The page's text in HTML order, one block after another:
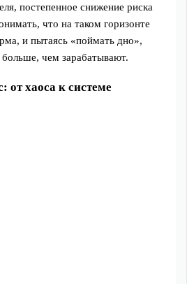
постепенное снижение риска
что на таком горизонте
и пытаясь «поймать дно»,
чем зарабатывают.
от хаоса к системе